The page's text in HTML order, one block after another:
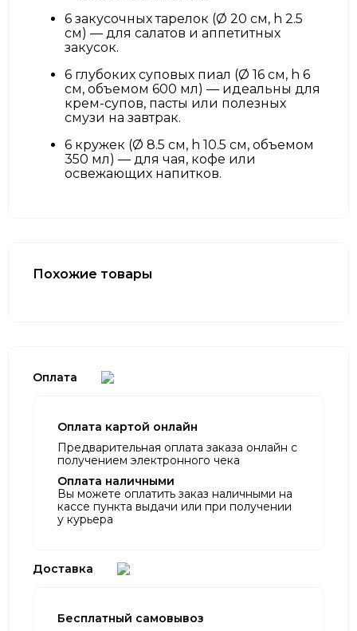
6 закусочных тарелок (Ø 20 см, h 2.5
см) — для салатов и аппетитных
закусок.
6 глубоких суповых пиал (Ø 16 см, h 6
см, объемом 600 мл) — идеальны для
крем-супов, пасты или полезных
смузи на завтрак.
6 кружек (Ø 8.5 см, h 10.5 см, объемом
350 мл) — для чая, кофе или
освежающих напитков.
Похожие товары
Оплата
Оплата картой онлайн
Предварительная оплата заказа онлайн с
получением электронного чека
Оплата наличными
Вы можете оплатить заказ наличными на
кассе пункта выдачи или при получении
у курьера
Доставка
Бесплатный самовывоз